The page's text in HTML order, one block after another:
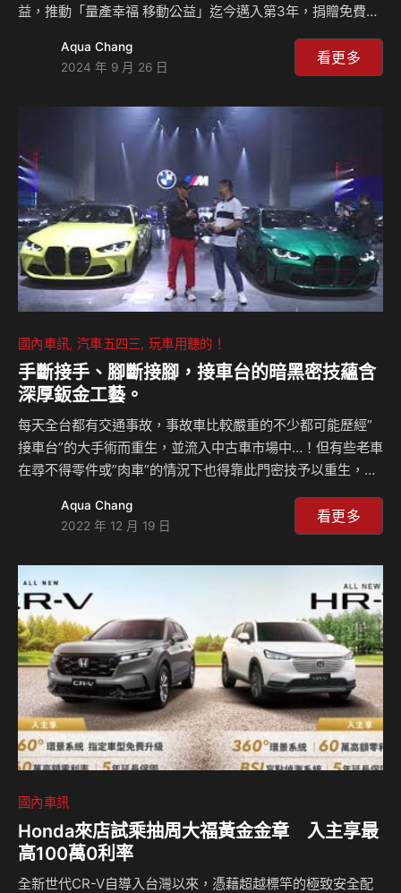
益，推動「量產幸福 移動公益」迄今邁入第3年，捐贈免費
贊助的音樂劇《搖滾教室》活動，邀請麥當勞叔叔之家慈善基
金會到場觀劇，期望藉由音樂劇中的生命故事，為需要幫助的
約24萬名19歲以下的孩子因癌症、心臟病、罕見疾病需要就
醫治療，許多疾病需要長期抗戰，這不僅是身體上的挑戰、更
是心靈的考驗，漫長的就醫路途、交通住宿的支出，給病童家
庭們帶來更大的壓力；透過免費…
Aqua Chang
2024 年 9 月 26 日
看更多
國內車訊 汽車五四三 玩車用聽的！
手斷接手、腳斷接腳，接車台的暗黑密技蘊含
深厚鈑金工藝。
每天全台都有交通事故，事故車比較嚴重的不少都可能歷經”
接車台”的大手術而重生，並流入中古車市場中…！但有些老車
在尋不得零件或”肉車”的情況下也得靠此門密技予以重生，但
力及美感。本集來賓、修車達人小奕揭露”接車台”不為人知的
暗黑秘技，一起來聽小奕怎麼說？ ParkFix帕克修車粉絲團：
汽車： https://bmw-bmw-mini-benz-
mahindra.business.site/
Aqua Chang
2022 年 12 月 19 日
看更多
國內車訊
Honda來店試乘抽周大福黃金金章 入主享最
高100萬0利率
全新世代CR-V自導入台灣以來，憑藉超越標竿的極致安全配